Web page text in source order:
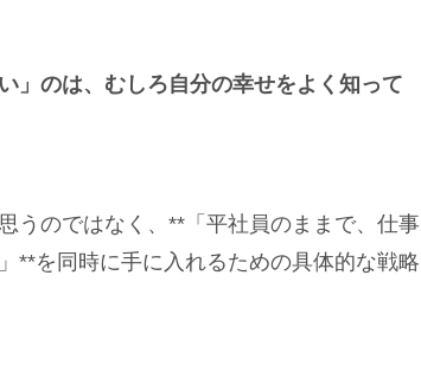
」のは、むしろ自分の幸せをよく知って
うのではなく、**「平社員のままで、仕事
**を同時に手に入れるための具体的な戦略